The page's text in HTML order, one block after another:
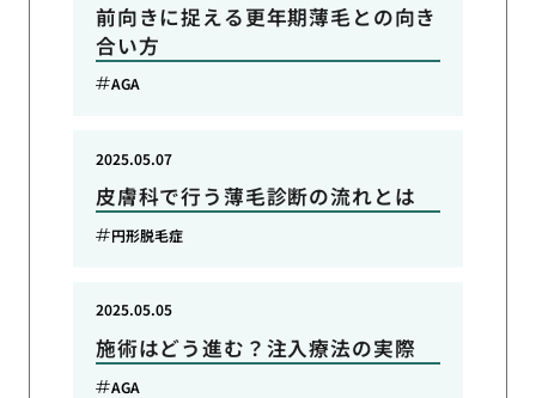
前向きに捉える更年期薄毛との向き
合い方
AGA
皮膚科で行う薄毛診断の流れとは
2025.05.07
円形脱毛症
施術はどう進む？注入療法の実際
2025.05.05
AGA